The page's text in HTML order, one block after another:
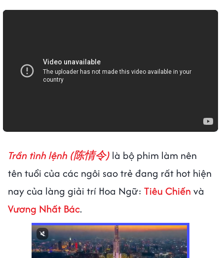
Trần tình lệnh (陈情令) là bộ phim làm nên
tên tuổi của các ngôi sao trẻ đang rất hot hiện
nay của làng giải trí Hoa Ngữ: Tiêu Chiến và
Vương Nhất Bác.